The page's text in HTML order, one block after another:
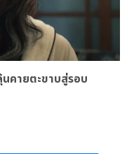
นคายตะขาบสู่รอบ